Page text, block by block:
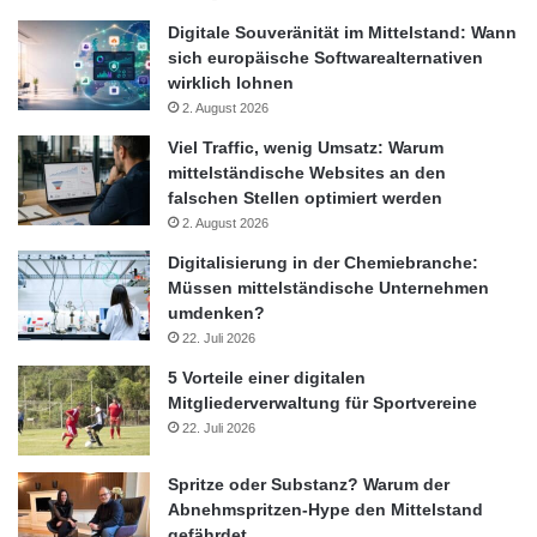
Jahr wird das Realwachstum voraussichtlich über dem
langfristigen Durchschnitt seit der Wiedervereinigung von 1,2 %
liegen – es wären für Deutschland also gute Resultate.
Allerdings sind die Risiken dieser Prognose erheblich. Sie
bestehen vor allem in der hohen Nervosität der Finanzmärkte,
der ungelösten Staatsschuldenkrise, den stark gestiegenen
Zweifeln an der politischen Handlungsfähigkeit in der Eurozone,
der wieder zunehmenden Verunsicherung über die Solidität der
Banken sowie in der fragilen konjunkturellen Situation in den
USA und einigen anderen Industrieländern. Materialisieren sich
diese Risiken, wäre insbesondere für 2012 mit einer deutlich
Die ausführliche Analyse inklusive Grafik ist als KfW-
Konjunkturkompass unter
„Research“ abrufbar.
Digitale Souveränität im Mittelstand: Wann
sich europäische Softwarealternativen
wirklich lohnen
2. August 2026
Viel Traffic, wenig Umsatz: Warum
mittelständische Websites an den
falschen Stellen optimiert werden
2. August 2026
Digitalisierung in der Chemiebranche:
Müssen mittelständische Unternehmen
umdenken?
22. Juli 2026
5 Vorteile einer digitalen
Mitgliederverwaltung für Sportvereine
22. Juli 2026
Spritze oder Substanz? Warum der
Abnehmspritzen-Hype den Mittelstand